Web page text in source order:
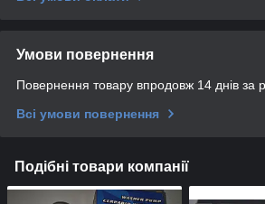
Умови повернення
Повернення товару впродовж 14 днів за
Всі умови повернення
Подібні товари компанії